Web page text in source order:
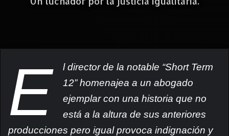
E
l director de la notable “Short Term
12” homenajea a un abogado
ejemplar con una historia que no
está a la altura de sus anteriores
producciones pero igual provoca indignación y